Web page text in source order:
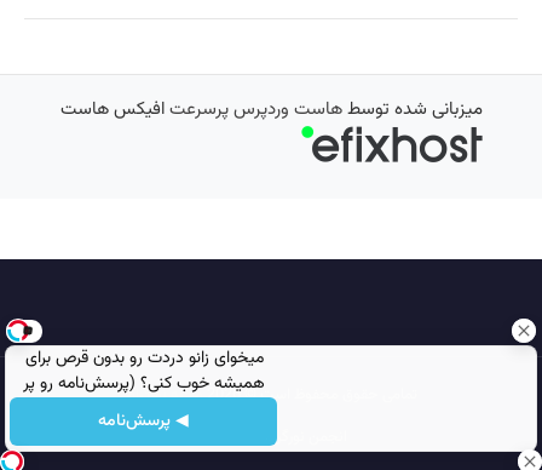
میخوای زانو دردت رو بدون قرص برای
همیشه خوب کنی؟ (پرسش‌نامه رو پر
کن!)
◀ پرسش‌نامه
میزبانی شده توسطهاست وردپرس پرسرعتافیکس هاست
تمامی حقوق محفوظ است © 2026
مجله نورگرام
انجمن نورگرام